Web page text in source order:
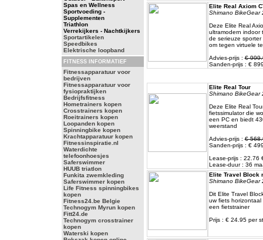
Spas en Wellness
Sportvoeding -
Supplementen
Triathlon
Verrekijkers - Nachtkijkers
Sportartikelen
Speedbikes
Elektrische loopband
FITNESS INFORMATIEF
Fitnessapparatuur voor
bedrijven
Fitnessapparatuur voor
fysiopraktijken
Bedrijfsfitness
Hometrainers kopen
Crosstrainers kopen
Roeitrainers kopen
Loopanden kopen
Spinningbike kopen
Krachtapparatuur kopen
Fitnessinspiratie.nl
Waterdichte
telefoonhoesjes
Saferswimmer
HUUB triatlon
Funkita zwemkleding
Saferswimmer kopen
Life Fitness spinningbikes
kopen
Fitness24.be Belgie
Technogym Myrun kopen
Fitt24.de
Technogym crosstrainer
kopen
Waterski kopen
Elite Real Axiom
Shimano BikeGear
Deze Elite Real
ultramodern indoor
de serieuze
om tegen virtuele
Advies-prijs :€
Sanden-prijs : €
Elite Real Tour
Shimano BikeGear
Deze Elite Real
fietssimulator die
een PC en biedt
weerstand
Advies-prijs :€
Sanden-prijs : €
Lease-prijs : 22.76
Lease-duur : 36
Elite Travel Block
Shimano BikeGear
Dit Elite Travel
uw fiets
een fietstrainer
Prijs : € 24.95 per